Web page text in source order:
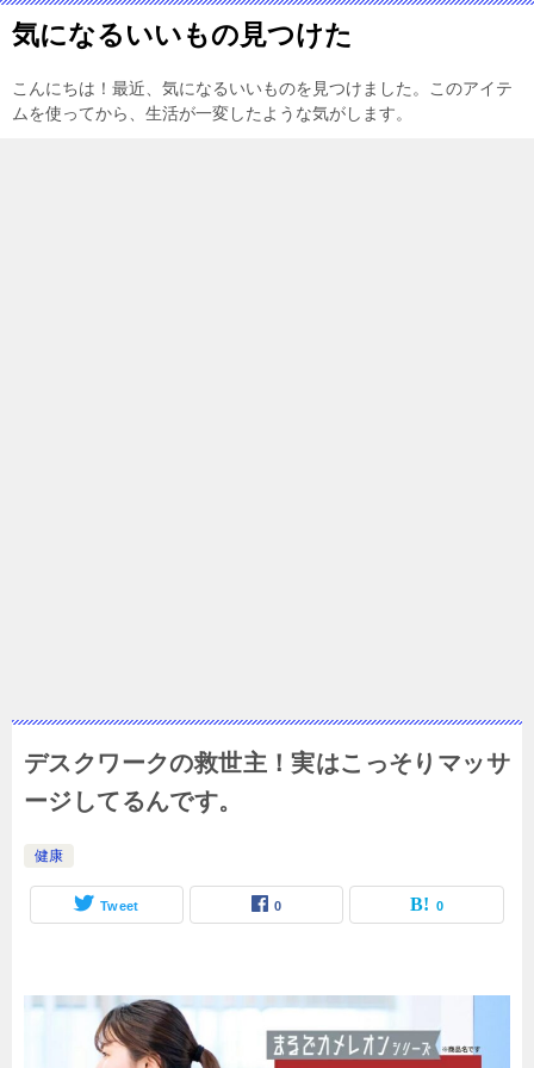
気になるいいもの見つけた
こんにちは！最近、気になるいいものを見つけました。このアイテ
ムを使ってから、生活が一変したような気がします。
デスクワークの救世主！実はこっそりマッサ
ージしてるんです。
健康
Tweet 0 0